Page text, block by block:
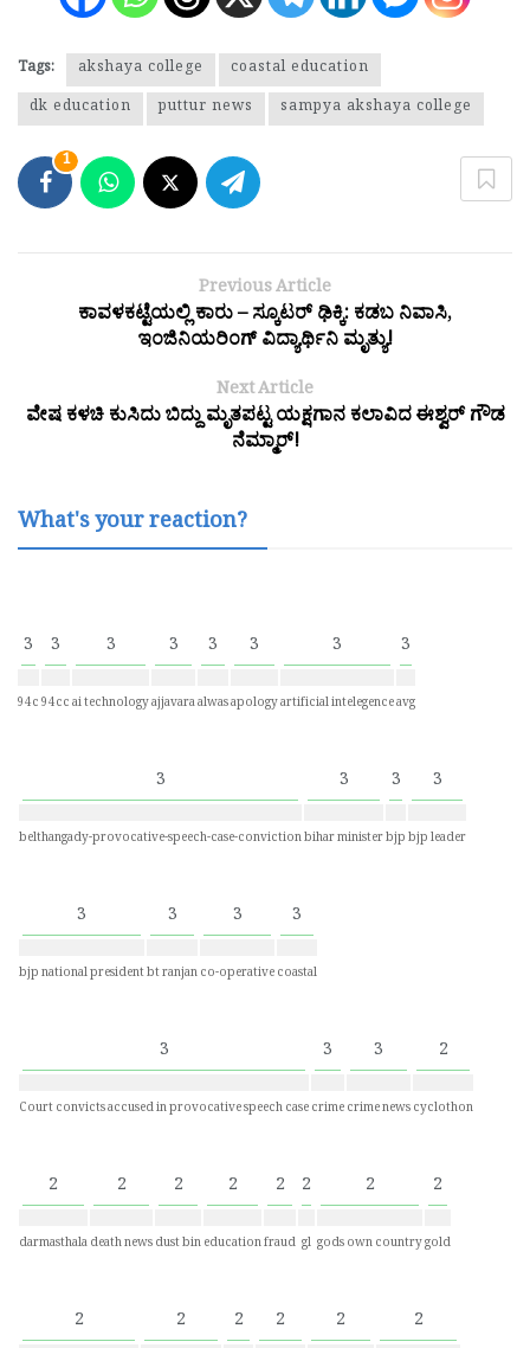
Tags: akshaya college
coastal education
dk education
puttur news sampya akshaya college
1
Previous Article
ಕಾವಳಕಟ್ಟೆಯಲ್ಲಿ ಕಾರು – ಸ್ಕೂಟರ್ ಢಿಕ್ಕಿ: ಕಡಬ ನಿವಾಸಿ,
ಇಂಜಿನಿಯರಿಂಗ್ ವಿದ್ಯಾರ್ಥಿನಿ ಮೃತ್ಯು!
Next Article
ವೇಷ ಕಳಚಿ ಕುಸಿದು ಬಿದ್ದು ಮೃತಪಟ್ಟ ಯಕ್ಷಗಾನ ಕಲಾವಿದ ಈಶ್ವರ್ ಗೌಡ
ನೆಮ್ಮಾರ್!
What's your reaction?
3
94c
3
94cc
3
ai technology
3
ajjavara
3
alwas
3
apology
3
artificial intelegence
3
avg
3
belthangady-provocative-speech-case-conviction
3
bihar minister
3
bjp
3
bjp leader
3
bjp national president
3
bt ranjan
3
co-operative
3
coastal
3
Court convicts accused in provocative speech case
3
crime
3
crime news
2
cyclothon
2
darmasthala
2
death news
2
dust bin
2
education
2
fraud
2
gl
2
gods own country
2
gold
2 2 2 2 2 2